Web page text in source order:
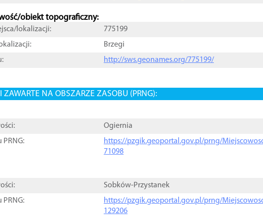
obiekt topograficzny:
lokalizacji:
775199
Brzegi
http://sws.geonames.org/775199/
ZAWARTE NA OBSZARZE ZASOBU (PRNG):
Ogiernia
PRNG:
https://pzgik.geoportal.gov.pl/prng/
71098
Sobków-Przystanek
PRNG:
https://pzgik.geoportal.gov.pl/prng/
129206